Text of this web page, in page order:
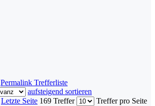
Permalink Trefferliste
aufsteigend sortieren
Letzte Seite 169 Treffer Treffer pro Seite